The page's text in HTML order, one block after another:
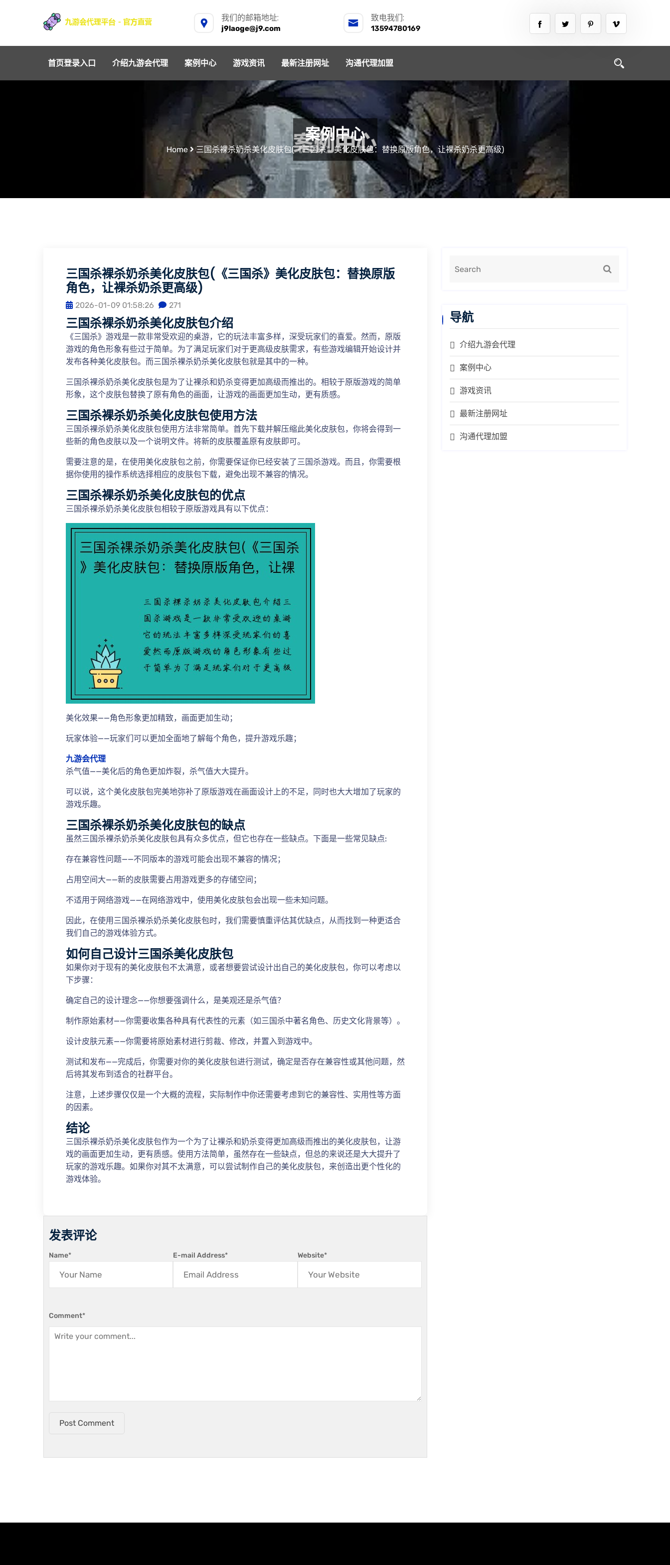
我们的邮箱地址:
j9laoge@j9.com
致电我们:
13594780169
首页登录入口 介绍九游会代理 案例中心 游戏资讯 最新注册网址 沟通代理加盟
案例中心
Home 三国杀裸杀奶杀美化皮肤包(《三国杀》美化皮肤包：替换原版角色，让裸杀奶杀更高级)
三国杀裸杀奶杀美化皮肤包(《三国杀》美化皮肤包：替换原版
角色，让裸杀奶杀更高级)
2026-01-09 01:58:26 271
三国杀裸杀奶杀美化皮肤包介绍
《三国杀》游戏是一款非常受欢迎的桌游，它的玩法丰富多样，深受玩家们的喜爱。然而，原版
游戏的角色形象有些过于简单。为了满足玩家们对于更高级皮肤需求，有些游戏编辑开始设计并
发布各种美化皮肤包。而三国杀裸杀奶杀美化皮肤包就是其中的一种。
三国杀裸杀奶杀美化皮肤包是为了让裸杀和奶杀变得更加高级而推出的。相较于原版游戏的简单
形象，这个皮肤包替换了原有角色的画面，让游戏的画面更加生动，更有质感。
三国杀裸杀奶杀美化皮肤包使用方法
三国杀裸杀奶杀美化皮肤包使用方法非常简单。首先下载并解压缩此美化皮肤包，你将会得到一
些新的角色皮肤以及一个说明文件。将新的皮肤覆盖原有皮肤即可。
需要注意的是，在使用美化皮肤包之前，你需要保证你已经安装了三国杀游戏。而且，你需要根
据你使用的操作系统选择相应的皮肤包下载，避免出现不兼容的情况。
三国杀裸杀奶杀美化皮肤包的优点
三国杀裸杀奶杀美化皮肤包相较于原版游戏具有以下优点：
美化效果——角色形象更加精致，画面更加生动；
玩家体验——玩家们可以更加全面地了解每个角色，提升游戏乐趣；
九游会代理
杀气值——美化后的角色更加炸裂，杀气值大大提升。
可以说，这个美化皮肤包完美地弥补了原版游戏在画面设计上的不足，同时也大大增加了玩家的
游戏乐趣。
三国杀裸杀奶杀美化皮肤包的缺点
虽然三国杀裸杀奶杀美化皮肤包具有众多优点，但它也存在一些缺点。下面是一些常见缺点:
存在兼容性问题——不同版本的游戏可能会出现不兼容的情况；
占用空间大——新的皮肤需要占用游戏更多的存储空间；
不适用于网络游戏——在网络游戏中，使用美化皮肤包会出现一些未知问题。
因此，在使用三国杀裸杀奶杀美化皮肤包时，我们需要慎重评估其优缺点，从而找到一种更适合
我们自己的游戏体验方式。
如何自己设计三国杀美化皮肤包
如果你对于现有的美化皮肤包不太满意，或者想要尝试设计出自己的美化皮肤包，你可以考虑以
下步骤：
确定自己的设计理念——你想要强调什么，是美观还是杀气值？
制作原始素材——你需要收集各种具有代表性的元素（如三国杀中著名角色、历史文化背景等）。
设计皮肤元素——你需要将原始素材进行剪裁、修改，并置入到游戏中。
测试和发布——完成后，你需要对你的美化皮肤包进行测试，确定是否存在兼容性或其他问题，然
后将其发布到适合的社群平台。
注意，上述步骤仅仅是一个大概的流程，实际制作中你还需要考虑到它的兼容性、实用性等方面
的因素。
结论
三国杀裸杀奶杀美化皮肤包作为一个为了让裸杀和奶杀变得更加高级而推出的美化皮肤包，让游
戏的画面更加生动，更有质感。使用方法简单，虽然存在一些缺点，但总的来说还是大大提升了
玩家的游戏乐趣。如果你对其不太满意，可以尝试制作自己的美化皮肤包，来创造出更个性化的
游戏体验。
发表评论
Name* E-mail Address* Website*
Comment*
Post Comment
导航
介绍九游会代理
案例中心
游戏资讯
最新注册网址
沟通代理加盟